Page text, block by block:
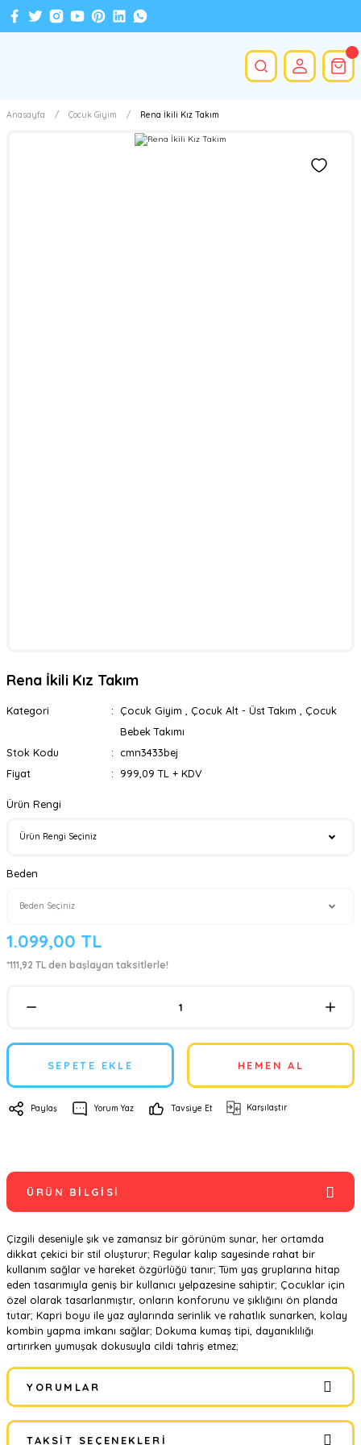
Anasayfa Çocuk Giyim Rena İkili Kız Takım
Rena İkili Kız Takım
Kategori Çocuk Giyim Çocuk Alt - Üst Takım
Çocuk
Bebek Takımı
Stok Kodu
cmn3433bej
Fiyat
999,09 TL + KDV
Ürün Rengi
Beden
1.099,00 TL
*111,92 TL den başlayan taksitlerle!
SEPETE EKLE HEMEN AL
Paylaş Yorum Yaz Tavsiye Et Karşılaştır
ÜRÜN BILGISI
Çizgili deseniyle şık ve zamansız bir görünüm sunar, her ortamda
dikkat çekici bir stil oluşturur; Regular kalıp sayesinde rahat bir
kullanım sağlar ve hareket özgürlüğü tanır; Tüm yaş gruplarına hitap
eden tasarımıyla geniş bir kullanıcı yelpazesine sahiptir; Çocuklar için
özel olarak tasarlanmıştır, onların konforunu ve şıklığını ön planda
tutar; Kapri boyu ile yaz aylarında serinlik ve rahatlık sunarken, kolay
kombin yapma imkanı sağlar; Dokuma kumaş tipi, dayanıklılığı
artırırken yumuşak dokusuyla cildi tahriş etmez;
YORUMLAR
TAKSIT SEÇENEKLERI